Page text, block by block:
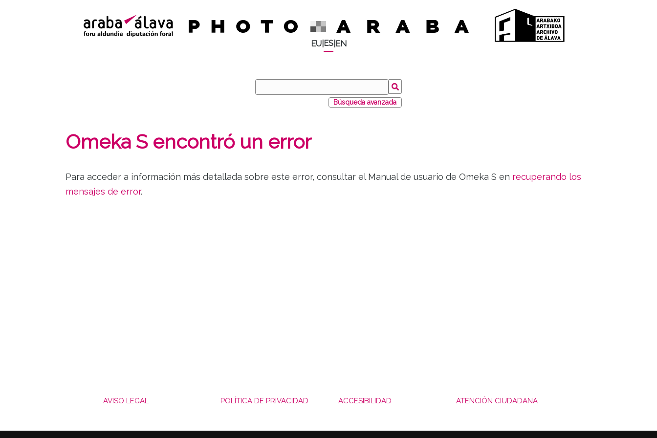
EU| ES| EN
Búsqueda avanzada
Omeka S encontró un error
Para acceder a información más detallada sobre este error, consultar el Manual de usuario de Omeka S en recuperando los
mensajes de error.
AVISO LEGAL POLÍTICA DE PRIVACIDAD ACCESIBILIDAD ATENCIÓN CIUDADANA